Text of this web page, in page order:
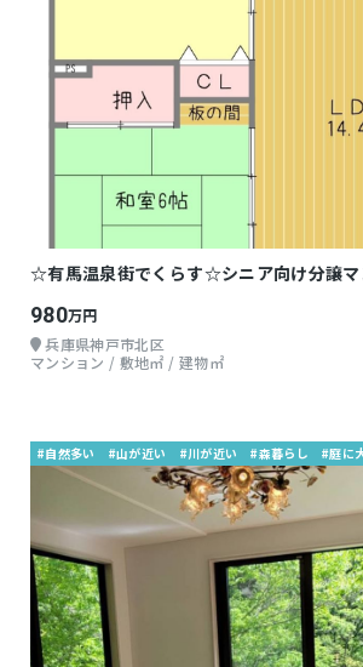
☆有馬温泉街でくらす☆シニア向け分譲マ
980万円
兵庫県神戸市北区
マンション / 敷地㎡ / 建物㎡
#自然多い #山が近い #川が近い #森暮らし #庭に